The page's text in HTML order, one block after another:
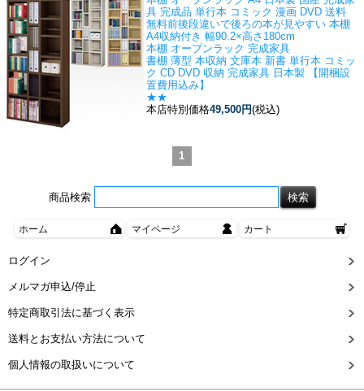
具 完成品 単行本 コミック 漫画 DVD 送料
無料前後段違いで後ろの本が見やすい 本棚
A4収納付き 幅90.2×高さ180cm
本棚 オープンラック 完成家具
書棚 薄型 本収納 文庫本 新書 単行本 コミッ
ク CD DVD 収納 完成家具 日本製 【開梱設
置費用込み】
★★
本店特別価格49,500円(税込)
1
商品検索
ホーム マイページ カート
ログイン
メルマガ申込/停止
特定商取引法に基づく表示
送料とお支払い方法について
個人情報の取扱いについて